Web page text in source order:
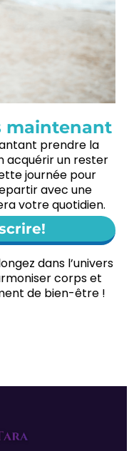
maintenant
prendre la
acquérir un rester
journée pour
avec une
votre quotidien.
dans l’univers
corps et
de bien-être !